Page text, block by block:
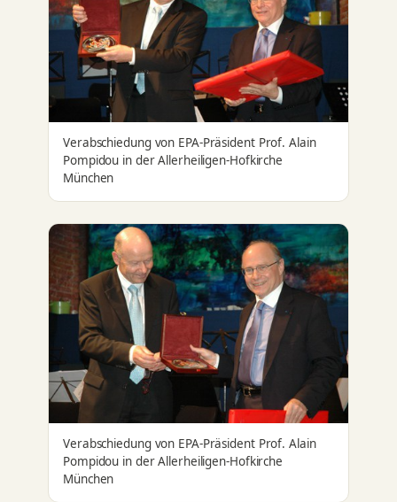
Verabschiedung von EPA-Präsident Prof. Alain
Pompidou in der Allerheiligen-Hofkirche
München
Verabschiedung von EPA-Präsident Prof. Alain
Pompidou in der Allerheiligen-Hofkirche
München